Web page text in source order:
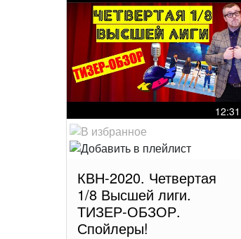
12:31
КВН-2020. Четвертая
1/8 Высшей лиги.
ТИЗЕР-ОБЗОР.
Спойлеры!